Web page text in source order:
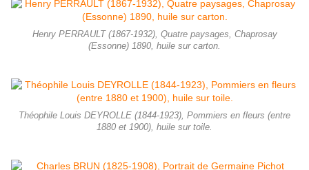
Henry PERRAULT (1867-1932), Quatre paysages, Chaprosay
(Essonne) 1890, huile sur carton.
Théophile Louis DEYROLLE (1844-1923), Pommiers en fleurs (entre
1880 et 1900), huile sur toile.